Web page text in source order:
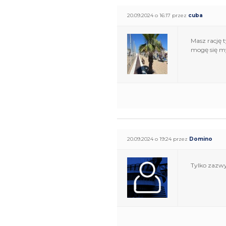
20.09.2024 o 16:17 przez cuba
Masz rację
mogę się
20.09.2024 o 19:24 przez Domino
Tylko